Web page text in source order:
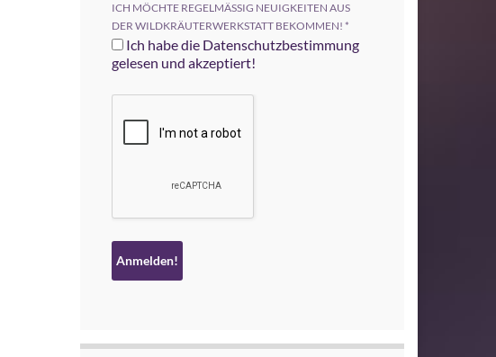
ICH MÖCHTE REGELMÄSSIG NEUIGKEITEN AUS
DER WILDKRÄUTERWERKSTATT BEKOMMEN! *
Ich habe die Datenschutzbestimmung
gelesen und akzeptiert!